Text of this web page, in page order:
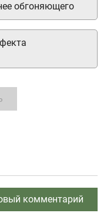
обгоняющего
комментарий